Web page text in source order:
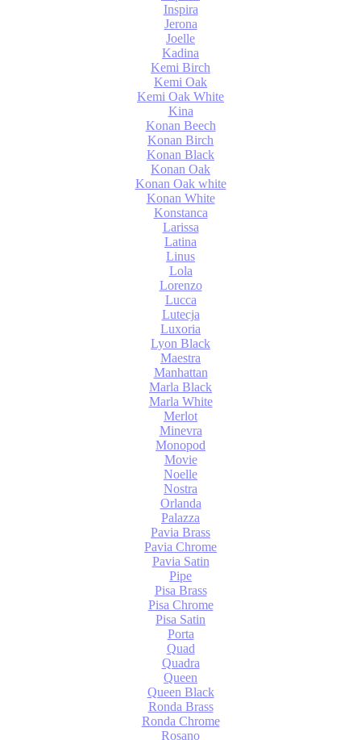
Inspira
Jerona
Joelle
Kadina
Kemi Birch
Kemi Oak
Kemi Oak White
Kina
Konan Beech
Konan Birch
Konan Black
Konan Oak
Konan Oak white
Konan White
Konstanca
Larissa
Latina
Linus
Lola
Lorenzo
Lucca
Lutecja
Luxoria
Lyon Black
Maestra
Manhattan
Marla Black
Marla White
Merlot
Minevra
Monopod
Movie
Noelle
Nostra
Orlanda
Palazza
Pavia Brass
Pavia Chrome
Pavia Satin
Pipe
Pisa Brass
Pisa Chrome
Pisa Satin
Porta
Quad
Quadra
Queen
Queen Black
Ronda Brass
Ronda Chrome
Rosano